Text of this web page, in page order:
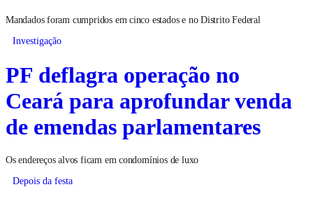
Mandados foram cumpridos em cinco estados e no Distrito Federal
Investigação
PF deflagra operação no
Ceará para aprofundar venda
de emendas parlamentares
Os endereços alvos ficam em condomínios de luxo
Depois da festa